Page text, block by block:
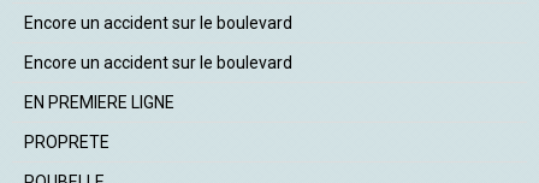
Encore un accident sur le boulevard
Encore un accident sur le boulevard
EN PREMIERE LIGNE
PROPRETE